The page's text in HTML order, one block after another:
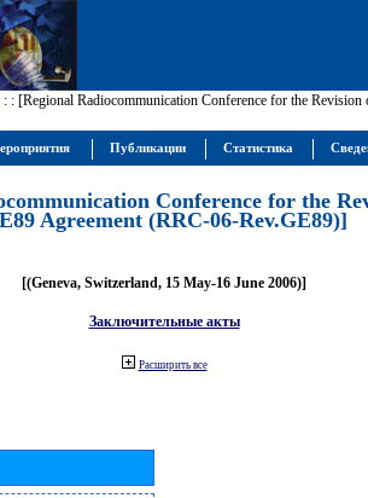
: : [Regional Radiocommunication Conference for the
Conference for the
Agreement (RRC-06-Rev.GE89)]
[(Geneva, Switzerland, 15 May-16 June 2006)]
Заключительные акты
Расширить все
Публикации Статистика